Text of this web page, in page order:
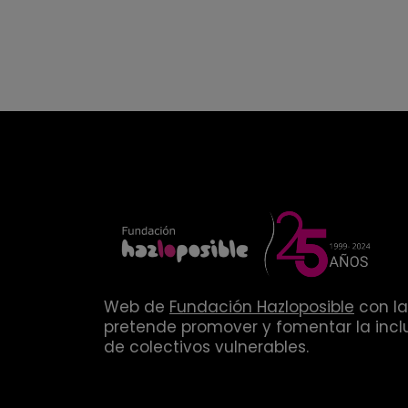
Web de Fundación Hazloposible con
pretende promover y fomentar la
de colectivos vulnerables.